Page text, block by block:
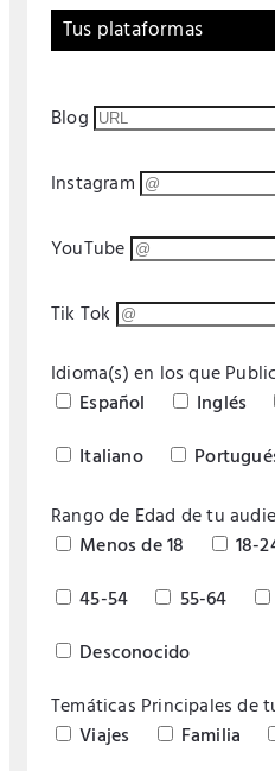
Tus plataformas
Blog
Instagram
YouTube
Tik Tok
Idioma(s) en los que
Español
Inglés
Italiano
Rango de Edad de tu
Menos de 18
18-
45-54
55-64
Desconocido
Temáticas Principales de
Viajes
Familia